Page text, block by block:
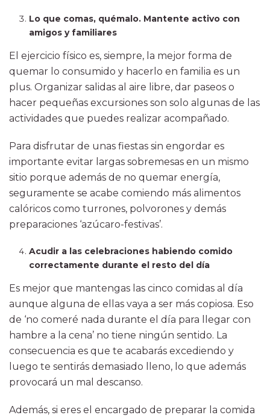
Lo que comas, quémalo. Mantente activo con
amigos y familiares
El ejercicio físico es, siempre, la mejor forma de
quemar lo consumido y hacerlo en familia es un
plus. Organizar salidas al aire libre, dar paseos o
hacer pequeñas excursiones son solo algunas de las
actividades que puedes realizar acompañado.
Para disfrutar de unas fiestas sin engordar es
importante evitar largas sobremesas en un mismo
sitio porque además de no quemar energía,
seguramente se acabe comiendo más alimentos
calóricos como turrones, polvorones y demás
preparaciones ‘azúcaro-festivas’.
Acudir a las celebraciones habiendo comido
correctamente durante el resto del día
Es mejor que mantengas las cinco comidas al día
aunque alguna de ellas vaya a ser más copiosa. Eso
de ‘no comeré nada durante el día para llegar con
hambre a la cena’ no tiene ningún sentido. La
consecuencia es que te acabarás excediendo y
luego te sentirás demasiado lleno, lo que además
provocará un mal descanso.
Además, si eres el encargado de preparar la comida